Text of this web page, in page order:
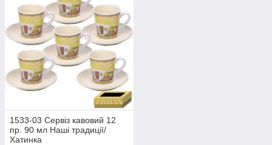
1533-03 Сервіз кавовий 12
пр. 90 мл Наші традиції/
Хатинка